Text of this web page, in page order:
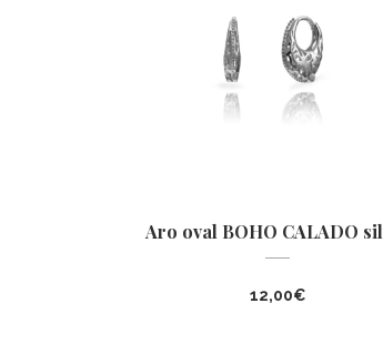
Aro oval BOHO CALADO
12,00€